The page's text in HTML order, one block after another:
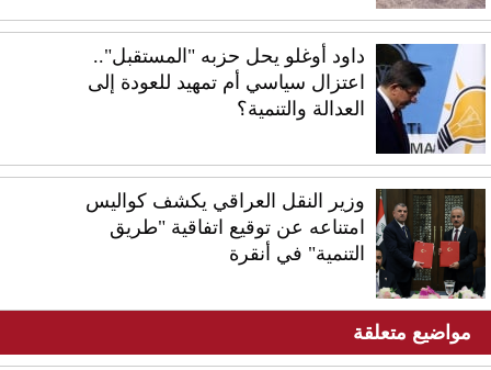
داود أوغلو يحل حزبه "المستقبل"..
اعتزال سياسي أم تمهيد للعودة إلى
العدالة والتنمية؟
وزير النقل العراقي يكشف كواليس
امتناعه عن توقيع اتفاقية "طريق
التنمية" في أنقرة
مواضيع متعلقة